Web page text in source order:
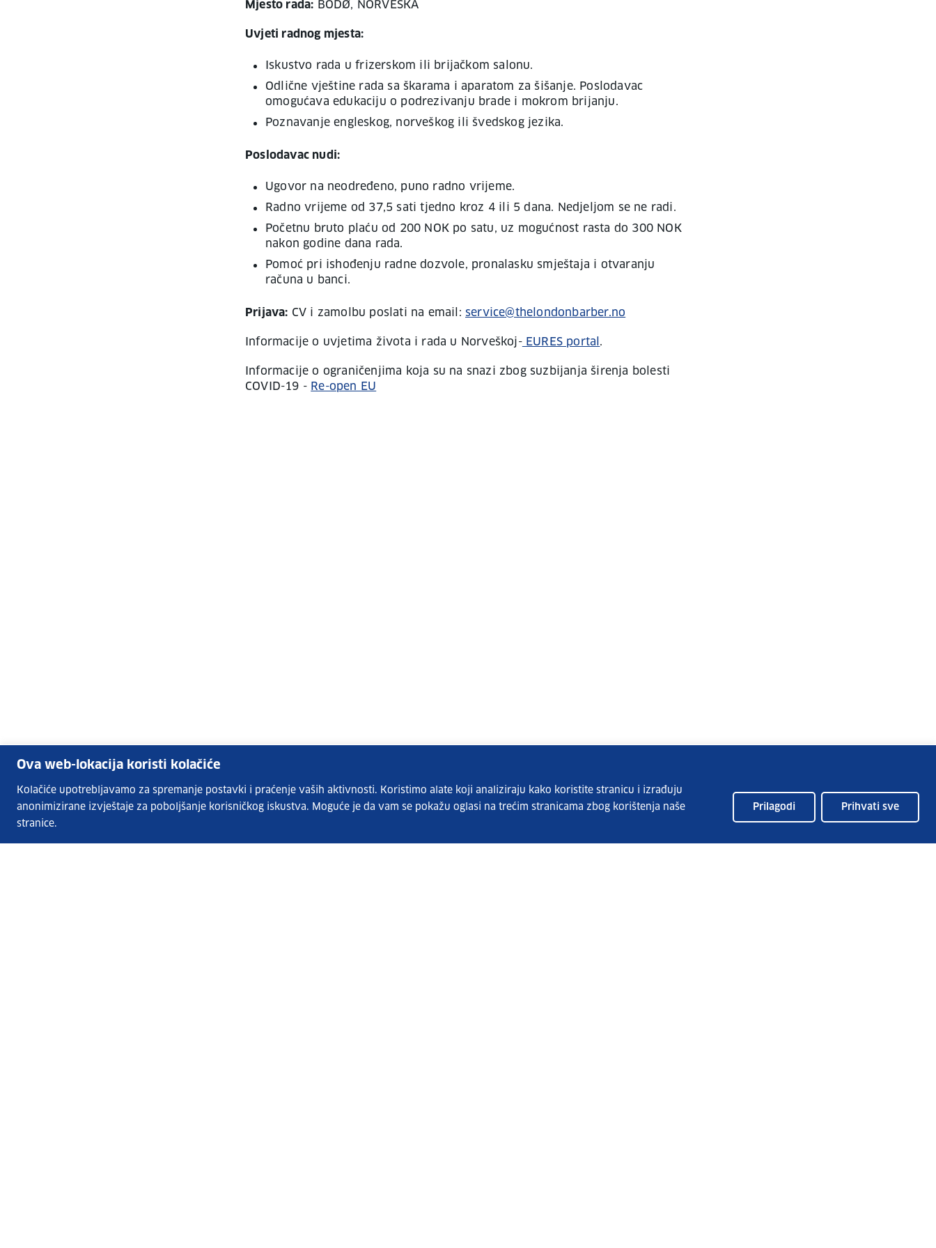
Ova web-lokacija koristi kolačiće
Kolačiće upotrebljavamo za spremanje postavki i praćenje vaših aktivnosti. Koristimo alate koji analiziraju kako koristite stranicu i izrađuju
anonimizirane izvještaje za poboljšanje korisničkog iskustva. Moguće je da vam se pokažu oglasi na trećim stranicama zbog korištenja naše
stranice.
Prilagodi Prihvati sve
Mjesto rada: BODØ, NORVEŠKA
Uvjeti radnog mjesta:
Iskustvo rada u frizerskom ili brijačkom salonu.
Odlične vještine rada sa škarama i aparatom za šišanje. Poslodavac
omogućava edukaciju o podrezivanju brade i mokrom brijanju.
Poznavanje engleskog, norveškog ili švedskog jezika.
Poslodavac nudi:
Ugovor na neodređeno, puno radno vrijeme.
Radno vrijeme od 37,5 sati tjedno kroz 4 ili 5 dana. Nedjeljom se ne radi.
Početnu bruto plaću od 200 NOK po satu, uz mogućnost rasta do 300 NOK
nakon godine dana rada.
Pomoć pri ishođenju radne dozvole, pronalasku smještaja i otvaranju
računa u banci.
Prijava: CV i zamolbu poslati na email: service@thelondonbarber.no
Informacije o uvjetima života i rada u Norveškoj-EURES portal .
Informacije o ograničenjima koja su na snazi zbog suzbijanja širenja bolesti
COVID-19 - Re-open EU